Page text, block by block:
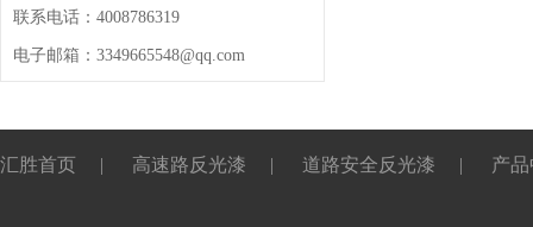
联系电话：4008786319
电子邮箱：3349665548@qq.com
汇胜首页 | 高速路反光漆 | 道路安全反光漆 | 产